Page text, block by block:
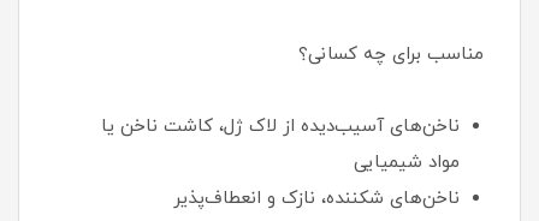
مناسب برای چه کسانی؟
ناخن‌های آسیب‌دیده از لاک ژل، کاشت ناخن یا
مواد شیمیایی
ناخن‌های شکننده، نازک و انعطاف‌پذیر